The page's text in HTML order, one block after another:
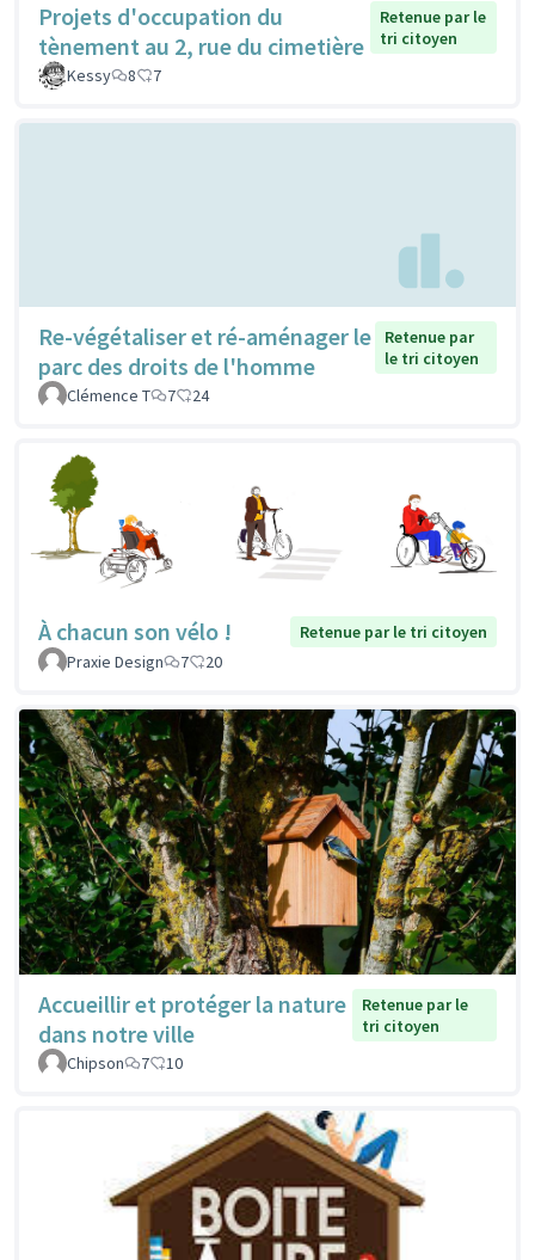
Projets d'occupation du
tènement au 2, rue du cimetière
Retenue par le
tri citoyen
Kessy
8 7
Re-végétaliser et ré-aménager le
parc des droits de l'homme
Retenue par
le tri citoyen
Clémence T
7 24
À chacun son vélo !
Retenue par le tri citoyen
Praxie Design
7 20
Accueillir et protéger la nature
dans notre ville
Retenue par le
tri citoyen
Chipson
7 10